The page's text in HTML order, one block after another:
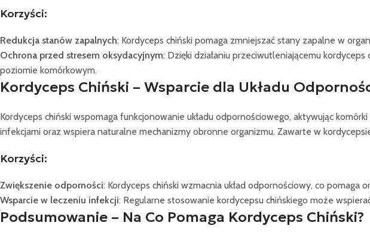
Korzyści:
Redukcja stanów zapalnych: Kordyceps chiński pomaga zmniejszać stany zapalne w
Ochrona przed stresem oksydacyjnym: Dzięki działaniu przeciwutleniającemu
poziomie komórkowym.
Kordyceps Chiński – Wsparcie dla Układu
Kordyceps chiński wspomaga funkcjonowanie układu odpornościowego, aktywując
infekcjami oraz wspiera naturalne mechanizmy obronne organizmu. Zawarte w
Korzyści:
Zwiększenie odporności: Kordyceps chiński wzmacnia układ odpornościowy, co
Wsparcie w leczeniu infekcji: Regularne stosowanie kordycepsu chińskiego może
Podsumowanie – Na Co Pomaga Kordyceps Chiński?